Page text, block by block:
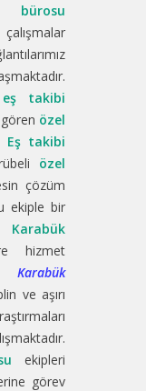
eş takibi
özel
Eş takibi
özel
çözüm
ekiple bir
Karabük
hizmet
Karabük
ve aşırı
ekipleri
görev